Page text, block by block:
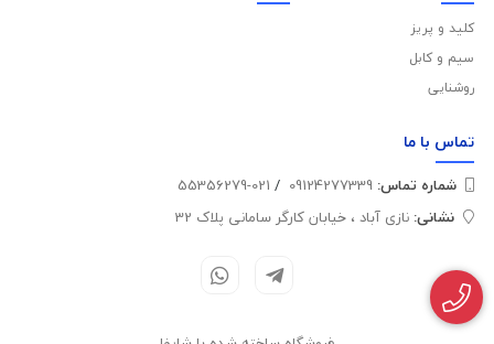
کلید و پریز
سیم و کابل
روشنایی
تماس با ما
شماره تماس‌: /
021-55356279
نشانی: نازی آباد ، خیابان کارگر سامانی پلاک 32